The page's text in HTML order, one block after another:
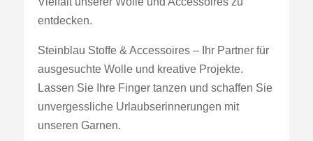
entdecken.
Steinblau Stoffe & Accessoires – Ihr Partner für
ausgesuchte Wolle und kreative Projekte.
Lassen Sie Ihre Finger tanzen und schaffen Sie
unvergessliche Urlaubserinnerungen mit
unseren Garnen.